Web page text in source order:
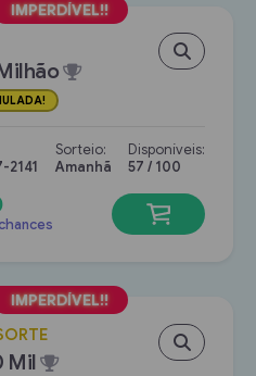
Sorteio:
Amanhã
Disponíveis:
57 / 100
Mil